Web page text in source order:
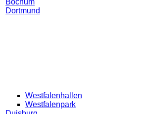
Bochum
Dortmund
Westfalenhallen
Westfalenpark